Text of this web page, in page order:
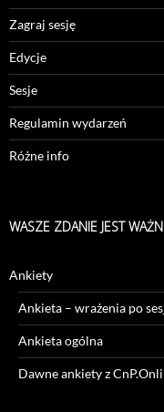
Zagraj sesję
Edycje
Sesje
Regulamin wydarzeń
Różne info
WASZE ZDANIE JEST
Ankiety
Ankieta – wrażenia po
Ankieta ogólna
Dawne ankiety z